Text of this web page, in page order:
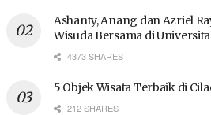
Ashanty, Anang dan Azriel
Wisuda Bersama di
4373 SHARES
5 Objek Wisata Terbaik di
212 SHARES